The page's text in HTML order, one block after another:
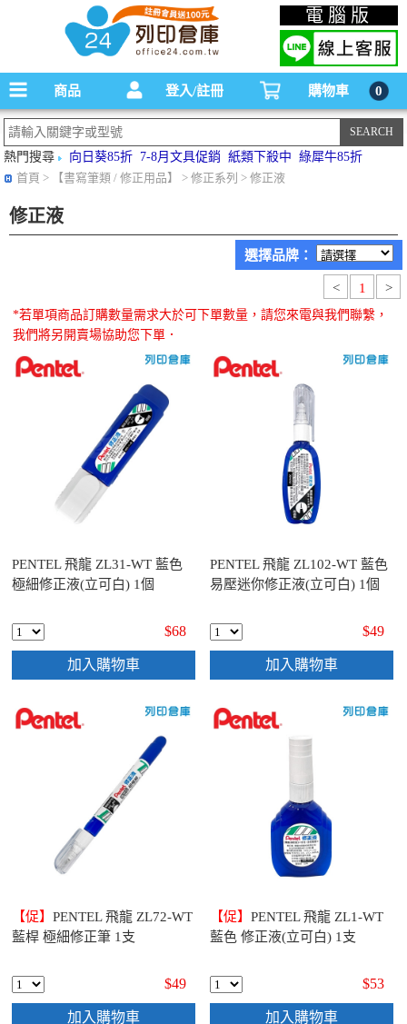
碳粉匣，墨水匣,原廠碳粉匣，副廠碳粉匣，環保碳粉匣,連續供墨印表機-office24列印
倉庫線上購物手機版
電腦版
商品 登入/註冊 購物車 0
熱門搜尋 向日葵85折 7-8月文具促銷 紙類下殺中
綠犀牛85折
首頁 > 【書寫筆類 / 修正用品】 > 修正系列 > 修正液
修正液
選擇品牌：
< 1 >
*若單項商品訂購數量需求大於可下單數量，請您來電與我們聯繫，
我們將另開賣場協助您下單．
PENTEL 飛龍 ZL31-WT 藍色
極細修正液(立可白) 1個
$68
加入購物車
PENTEL 飛龍 ZL102-WT 藍色
易壓迷你修正液(立可白) 1個
$49
加入購物車
【促】PENTEL 飛龍 ZL72-WT
藍桿 極細修正筆 1支
$49
加入購物車
【促】PENTEL 飛龍 ZL1-WT
藍色 修正液(立可白) 1支
$53
加入購物車